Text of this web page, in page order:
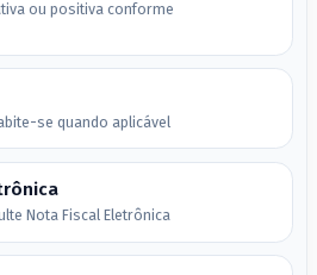
ou positiva conforme
se quando aplicável
Nota Fiscal Eletrônica